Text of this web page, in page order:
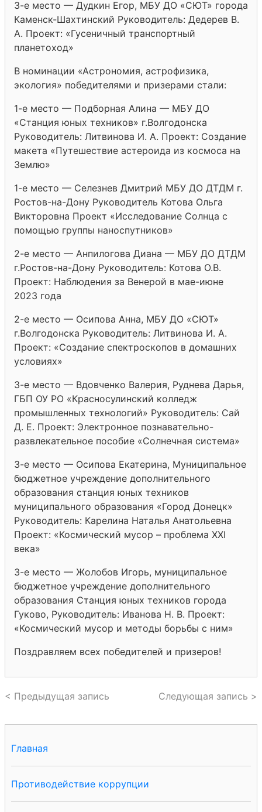
Главная
Противодействие коррупции
3-е место — Дудкин Егор, МБУ ДО «СЮТ» города
Каменск-Шахтинский Руководитель: Дедерев В.
А. Проект: «Гусеничный транспортный
планетоход»
В номинации «Астрономия, астрофизика,
экология» победителями и призерами стали:
1-е место — Подборная Алина — МБУ ДО
«Станция юных техников» г.Волгодонска
Руководитель: Литвинова И. А. Проект: Создание
макета «Путешествие астероида из космоса на
Землю»
1-е место — Селезнев Дмитрий МБУ ДО ДТДМ г.
Ростов-на-Дону Руководитель Котова Ольга
Викторовна Проект «Исследование Солнца с
помощью группы наноспутников»
2-е место — Анпилогова Диана — МБУ ДО ДТДМ
г.Ростов-на-Дону Руководитель: Котова О.В.
Проект: Наблюдения за Венерой в мае-июне
2023 года
2-е место — Осипова Анна, МБУ ДО «СЮТ»
г.Волгодонска Руководитель: Литвинова И. А.
Проект: «Создание спектроскопов в домашних
условиях»
3-е место — Вдовченко Валерия, Руднева Дарья,
ГБП ОУ РО «Красносулинский колледж
промышленных технологий» Руководитель: Сай
Д. Е. Проект: Электронное познавательно-
развлекательное пособие «Солнечная система»
3-е место — Осипова Екатерина, Муниципальное
бюджетное учреждение дополнительного
образования станция юных техников
муниципального образования «Город Донецк»
Руководитель: Карелина Наталья Анатольевна
Проект: «Космический мусор – проблема XXI
века»
3-е место — Жолобов Игорь, муниципальное
бюджетное учреждение дополнительного
образования Станция юных техников города
Гуково, Руководитель: Иванова Н. В. Проект:
«Космический мусор и методы борьбы с ним»
Поздравляем всех победителей и призеров!
< Предыдущая запись Следующая запись >